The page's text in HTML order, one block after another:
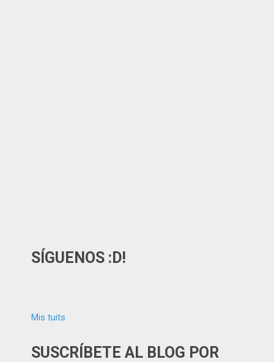
SÍGUENOS :D!
Mis tuits
SUSCRÍBETE AL BLOG POR